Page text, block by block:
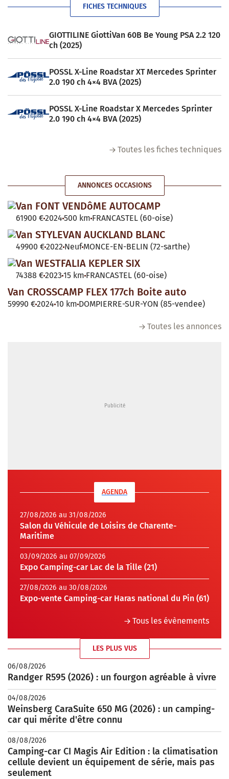
FICHES TECHNIQUES
GIOTTILINE GiottiVan 60B Be Young PSA 2.2 120
ch (2025)
POSSL X-Line Roadstar XT Mercedes Sprinter
2.0 190 ch 4×4 BVA (2025)
POSSL X-Line Roadstar X Mercedes Sprinter
2.0 190 ch 4×4 BVA (2025)
Toutes les fiches techniques
ANNONCES OCCASIONS
Van FONT VENDôME AUTOCAMP
61900 €2024 500 km FRANCASTEL (60-oise)
Van STYLEVAN AUCKLAND BLANC
49900 €2022 Neuf MONCE-EN-BELIN (72-sarthe)
Van WESTFALIA KEPLER SIX
74388 €2023 15 km FRANCASTEL (60-oise)
Van CROSSCAMP FLEX 177ch Boite auto
59990 €2024 10 km DOMPIERRE-SUR-YON (85-vendee)
Toutes les annonces
AGENDA
27/08/2026 au 31/08/2026
Salon du Véhicule de Loisirs de Charente-
Maritime
03/09/2026 au 07/09/2026
Expo Camping-car Lac de la Tille (21)
27/08/2026 au 30/08/2026
Expo-vente Camping-car Haras national du Pin (61)
Tous les évènements
LES PLUS VUS
06/08/2026
Randger R595 (2026) : un fourgon agréable à vivre
04/08/2026
Weinsberg CaraSuite 650 MG (2026) : un camping-
car qui mérite d'être connu
08/08/2026
Camping-car CI Magis Air Edition : la climatisation
cellule devient un équipement de série, mais pas
seulement